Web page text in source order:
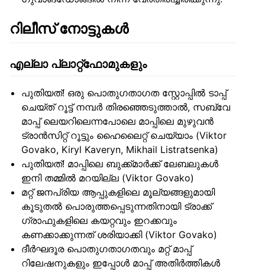
റിലീസ് നോട്ടുകൾ
എല്ലാ പ്ലാറ്റ്ഫോമുകളും
പുതിയത്! ഒരു പൊതുഗതാഗത സ്റ്റോപ്പിൽ ടാപ്പ്
ചെയ്ത് റൂട്ട് നമ്പർ തിരഞ്ഞെടുത്താൽ, സബ്‌വേ
മാപ്പ് ലെയറിലെന്നപോലെ മാപ്പിലെ മുഴുവൻ
ട്രാൻസിറ്റ് റൂട്ടും ഹൈലൈറ്റ് ചെയ്യാം (Viktor
Govako, Kiryl Kaveryn, Mikhail Listratsenka)
പുതിയത്! മാപ്പിലെ ബുക്ക്മാർക്ക് ലേബലുകൾ
ഇനി തമ്മിൽ മറയില്ല (Viktor Govako)
മറ്റ് ജനപ്രിയ ആപ്പുകളിലെ മൂല്യങ്ങളുമായി
കൂടുതൽ പൊരുത്തപ്പെടുന്നതിനായി ട്രാക്ക്
ഗ്രാഫുകളിലെ കയറ്റവും ഇറക്കവും
കണക്കാക്കുന്നത് ശരിയാക്കി (Viktor Govako)
ദീർഘദൂര പൊതുഗതാഗതവും മറ്റ് മാപ്പ്
റിലേഷനുകളും ഇപ്പോൾ മാപ്പ് അതിർത്തികൾ